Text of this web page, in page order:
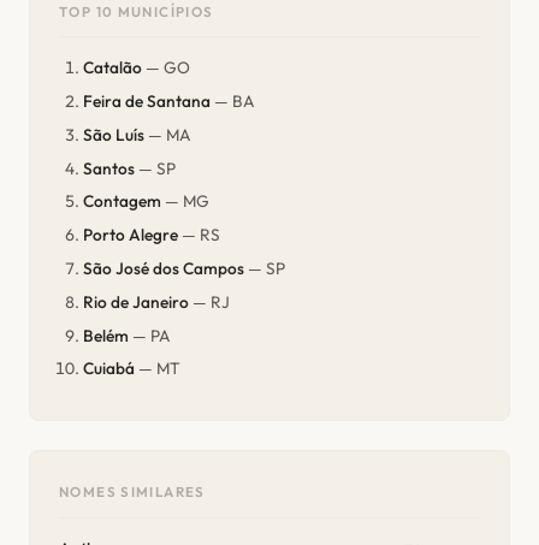
TOP 10 MUNICÍPIOS
Catalão — GO
Feira de Santana — BA
São Luís — MA
Santos — SP
Contagem — MG
Porto Alegre — RS
São José dos Campos — SP
Rio de Janeiro — RJ
Belém — PA
Cuiabá — MT
NOMES SIMILARES